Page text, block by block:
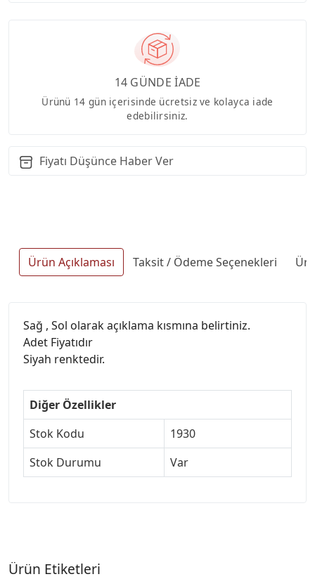
14 GÜNDE İADE
Ürünü 14 gün içerisinde ücretsiz ve kolayca iade
edebilirsiniz.
Fiyatı Düşünce Haber Ver
Ürün Açıklaması Taksit / Ödeme Seçenekleri
Sağ , Sol olarak açıklama kısmına belirtiniz.
Adet Fiyatıdır
Siyah renktedir.
Diğer Özellikler
Stok Kodu
1930
Stok Durumu
Var
Ürün Etiketleri